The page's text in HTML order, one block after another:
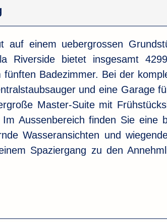
einem uebergrossen
Riverside bietet insgesamt
Badezimmer. Bei der
und eine Garage
Master-Suite mit
Aussenbereich finden Sie eine
Wasseransichten und
Spaziergang zu den